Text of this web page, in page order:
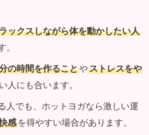
ックスしながら体を動かしたい人
の時間を作ることやストレスをや
人にも合います。
人でも、ホットヨガなら激しい運
感 を得やすい場合があります。